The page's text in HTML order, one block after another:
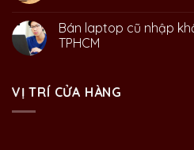
Bán laptop cũ nhập
TPHCM
VỊ TRÍ CỬA HÀNG